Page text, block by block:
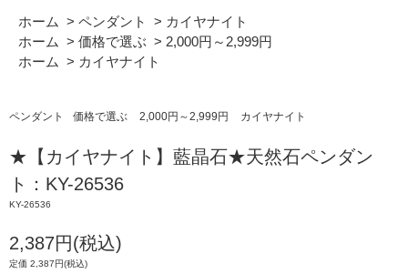
ホーム > ペンダント > カイヤナイト
ホーム > 価格で選ぶ > 2,000円～2,999円
ホーム > カイヤナイト
ペンダント 価格で選ぶ 2,000円～2,999円 カイヤナイト
★【カイヤナイト】藍晶石★天然石ペンダン
ト：KY-26536
KY-26536
2,387円(税込)
定価 2,387円(税込)